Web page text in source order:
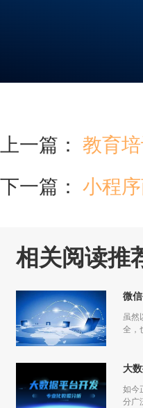
上一篇： 教育培
下一篇： 小程
相关阅读推
微
虽然
全，
大
如今
分广